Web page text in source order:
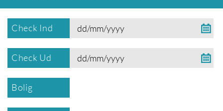
Check Ind
Check Ud
Bolig